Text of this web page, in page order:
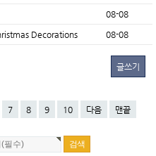
08-08
Decorations 08-08
글쓰기
7 8 9 10 다음 맨끝